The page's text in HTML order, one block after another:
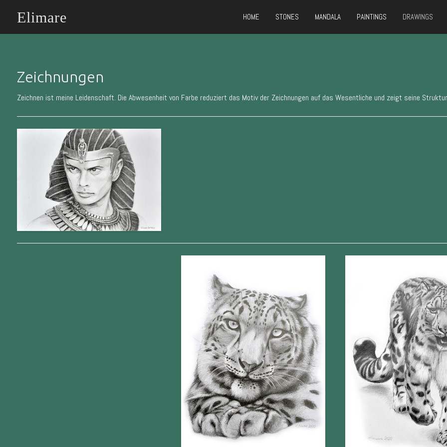
Elimare HOME STONES MANDALA PAINTINGS DRAWINGS
Zeichnungen
Zeichnen ist meine Leidenschaft. Die Abwesenheit von Farbe reduziert das Motiv der Zeichnungen auf das Wesentliche und zeigt seine